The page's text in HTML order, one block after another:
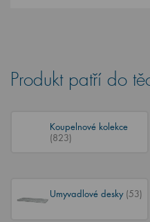
Produkt patří do
Koupelnové kolekce
(823)
Umyvadlové desky (53)